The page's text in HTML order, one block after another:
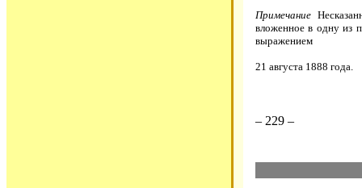
Примечание
вложенное в одну из
выражением
21 августа 1888 года.
– 229 –